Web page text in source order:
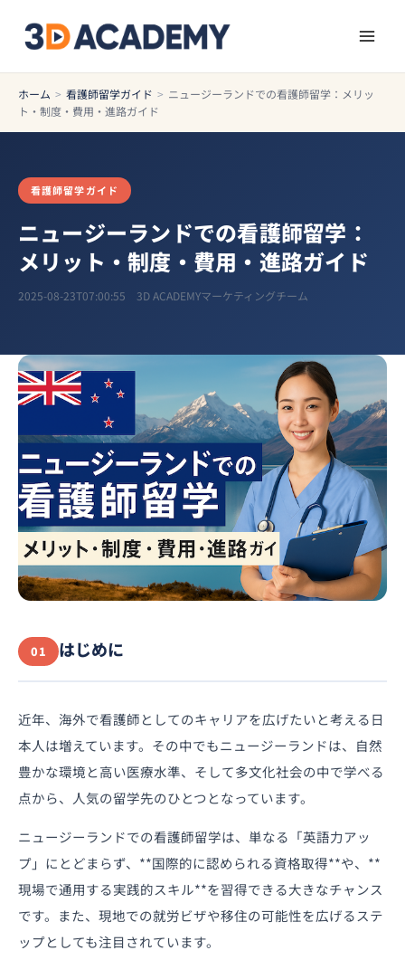
ホーム > 看護師留学ガイド > ニュージーランドでの看護師留学：メリッ
ト・制度・費用・進路ガイド
看護師留学ガイド
ニュージーランドでの看護師留学：
メリット・制度・費用・進路ガイド
2025-08-23T07:00:55 3D ACADEMYマーケティングチーム
01 はじめに
近年、海外で看護師としてのキャリアを広げたいと考える日
本人は増えています。その中でもニュージーランドは、自然
豊かな環境と高い医療水準、そして多文化社会の中で学べる
点から、人気の留学先のひとつとなっています。
ニュージーランドでの看護師留学は、単なる「英語力アッ
プ」にとどまらず、**国際的に認められる資格取得**や、**
現場で通用する実践的スキル**を習得できる大きなチャンス
です。また、現地での就労ビザや移住の可能性を広げるステ
ップとしても注目されています。